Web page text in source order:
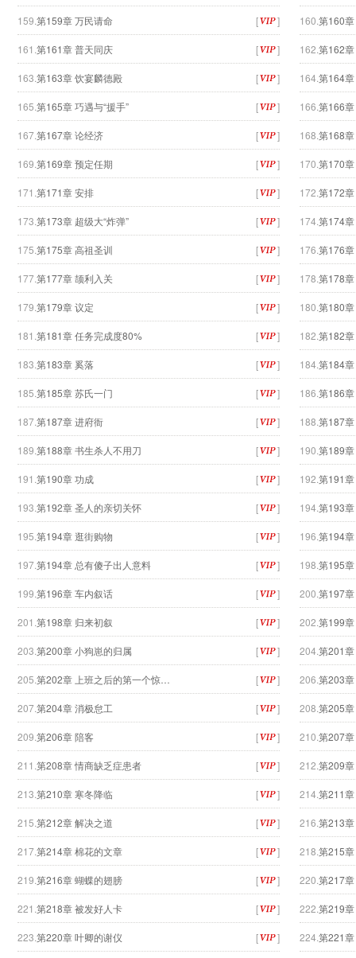
159. 第159章 万民请命 [ ] 160. 第160
161. 第161章 普天同庆 [ ] 162. 第162
163. 第163章 饮宴麟德殿 [ ] 164. 第164
165. 第165章 巧遇与“援手” [ ] 166. 第166
167.第167章 论经济 [ ] 168. 第168
169. 第169章 预定任期 [ ] 170. 第170
171. 第171章 安排 [ ] 172. 第172
173. 第173章 超级大“炸弹” [ ] 174. 第174
175. 第175章 高祖圣训 [ ] 176. 第176
177.第177章 颉利入关 [ ] 178. 第178
179. 第179章 议定 [ ] 180. 第180
181. 第181章 任务完成度80% [ ] 182. 第182
183. 第183章 奚落 [ ] 184. 第184
185. 第185章 苏氏一门 [ ] 186. 第186
187.第187章 进府衙 [ ] 188. 第187
189. 第188章 书生杀人不用刀 [ ] 190. 第189
191. 第190章 功成 [ ] 192. 第191
193. 第192章 圣人的亲切关怀 [ ] 194. 第193
195. 第194章 逛街购物 [ ] 196. 第194
197.第194章 总有傻子出人意料 [ ] 198. 第195
199. 第196章 车内叙话 [ ] 200. 第197
201. 第198章 归来初叙 [ ] 202. 第199
203. 第200章 小狗崽的归属 [ ] 204. 第201章
205. 第202章 上班之后的第一个惊… [ ] 206. 第203
207.第204章 消极怠工 [ ] 208. 第205
209. 第206章 陪客 [ ] 210. 第207
211. 第208章 情商缺乏症患者 [ ] 212. 第209
213. 第210章 寒冬降临 [ ] 214. 第211
215. 第212章 解决之道 [ ] 216. 第213
217.第214章 棉花的文章 [ ] 218. 第215
219. 第216章 蝴蝶的翅膀 [ ] 220. 第217
221. 第218章 被发好人卡 [ ] 222. 第219
223. 第220章 叶卿的谢仪 [ ] 224. 第221